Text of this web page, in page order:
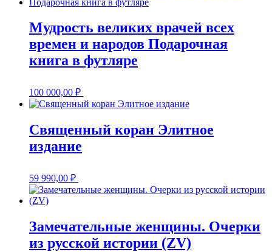
Мудрость великих врачей всех
времен и народов Подарочная
книга в футляре
100 000,00 ₽
Священный коран Элитное
издание
59 990,00 ₽
Замечательные женщины. Очерки
из русской истории (ZV)